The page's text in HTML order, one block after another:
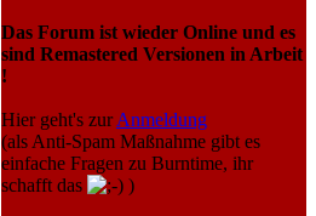
Das Forum ist wieder Online und es
sind Remastered Versionen in Arbeit
!
Hier geht's zurAnmeldung
(als Anti-Spam Maßnahme gibt es
einfache Fragen zu Burntime, ihr
schafft das
)